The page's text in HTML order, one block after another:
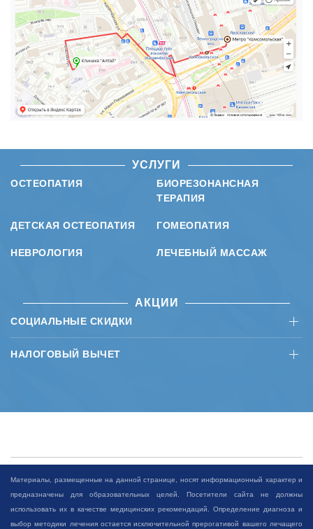
УСЛУГИ
ОСТЕОПАТИЯ
БИОРЕЗОНАНСНАЯ
ТЕРАПИЯ
ДЕТСКАЯ ОСТЕОПАТИЯ ГОМЕОПАТИЯ
НЕВРОЛОГИЯ ЛЕЧЕБНЫЙ МАССАЖ
АКЦИИ
СОЦИАЛЬНЫЕ СКИДКИ
НАЛОГОВЫЙ ВЫЧЕТ
Материалы, размещенные на данной странице, носят информационный характер и
предназначены для образовательных целей. Посетители сайта не должны
использовать их в качестве медицинских рекомендаций. Определение диагноза и
выбор методики лечения остается исключительной прерогативой вашего лечащего